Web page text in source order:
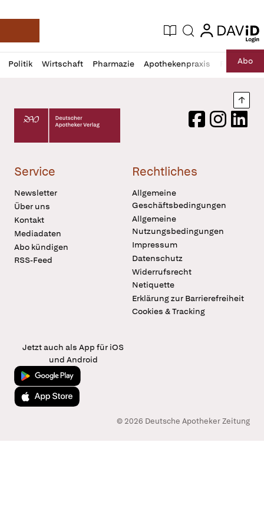
Deutsche Apotheker Zeitung
Aktuelle Ausgabe
Suche login
login
Politik Wirtschaft Pharmazie Apothekenpraxis RechtAbo
Profil
öffnen
Daz
Pur
Deutscher Apotheker Verlag Logo
FacebookInstagram
Service
Newsletter
Über uns
Kontakt
Mediadaten
Abo kündigen
RSS-Feed
Rechtliches
Allgemeine
Geschäftsbedingungen
Allgemeine
Nutzungsbedingungen
Impressum
Datenschutz
Widerrufsrecht
Netiquette
Erklärung zur Barrierefreiheit
Cookies & Tracking
Jetzt auch als App für iOS
und Android
Jetzt bei Google Play
Laden im App Store
© 2026 Deutsche Apotheker Zeitung